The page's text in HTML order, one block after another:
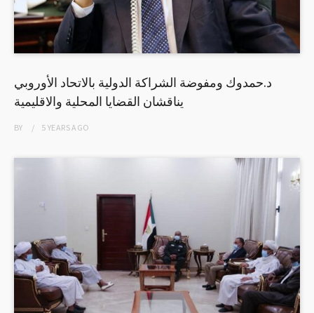
د.حمدوك ومفوضة الشراكة الدولية بالاتحاد الأوروبي
يناقشان القضايا المحلية والاقليمية
BY 5 YEARSAGO